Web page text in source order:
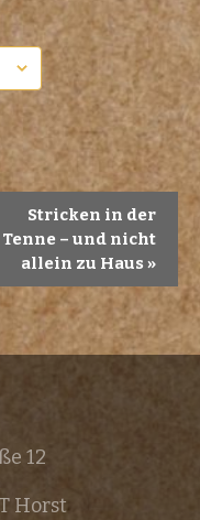
Stricken in der
Tenne – und nicht
allein zu Haus »
12
Horst